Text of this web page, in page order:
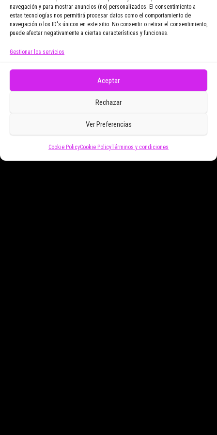
navegación y para mostrar anuncios (no) personalizados. El consentimiento a
estas tecnologías nos permitirá procesar datos como el comportamiento de
navegación o los ID's únicos en este sitio. No consentir o retirar el consentimiento,
puede afectar negativamente a ciertas características y funciones.
Gestionar los servicios
Aceptar
Rechazar
Ver Preferencias
Cookie PolicyCookie PolicyTérminos y condiciones
Email Address
electrónicos promocionales de Zoomdestinos.es
Funciona gracias aWordPress |Tema:Envo Magazine